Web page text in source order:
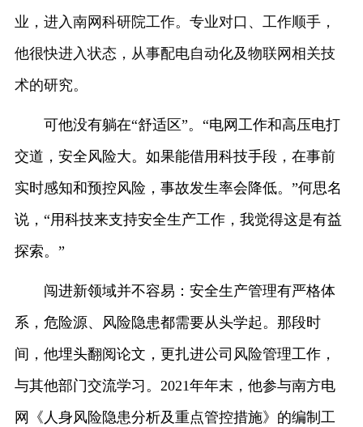
业，进入南网科研院工作。专业对口、工作顺手，
他很快进入状态，从事配电自动化及物联网相关技
术的研究。
可他没有躺在“舒适区”。“电网工作和高压电打
交道，安全风险大。如果能借用科技手段，在事前
实时感知和预控风险，事故发生率会降低。”何思名
说，“用科技来支持安全生产工作，我觉得这是有益
探索。”
闯进新领域并不容易：安全生产管理有严格体
系，危险源、风险隐患都需要从头学起。那段时
间，他埋头翻阅论文，更扎进公司风险管理工作，
与其他部门交流学习。2021年年末，他参与南方电
网《人身风险隐患分析及重点管控措施》的编制工